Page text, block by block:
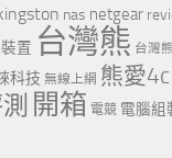
nas netgear
置 台灣熊 台灣
科技 無線上網 熊愛4c
開箱 電競 電腦組